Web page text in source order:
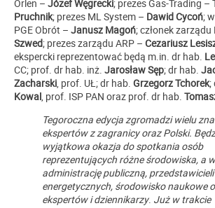
Orlen – Józef Węgrecki; prezes Gas-Trading –
Pruchnik; prezes ML System – Dawid Cycoń;
PGE Obrót – Janusz Magoń; członek zarządu
Szwed; prezes zarządu ARP – Cezariusz
ekspercki reprezentować będą m.in. dr hab.
CC; prof. dr hab. inż. Jarosław Sęp; dr hab.
Zacharski , prof. UŁ; dr hab. Grzegorz Tchorek;
Kowal , prof. ISP PAN oraz prof. dr hab.
Tegoroczna edycja zgromadzi wielu
ekspertów z zagranicy oraz Polski.
wyjątkowa okazja do spotkania osób
reprezentujących różne środowiska, a
administrację publiczną, przedstawicieli
energetycznych, środowisko naukowe
ekspertów i dziennikarzy. Już w trakcie